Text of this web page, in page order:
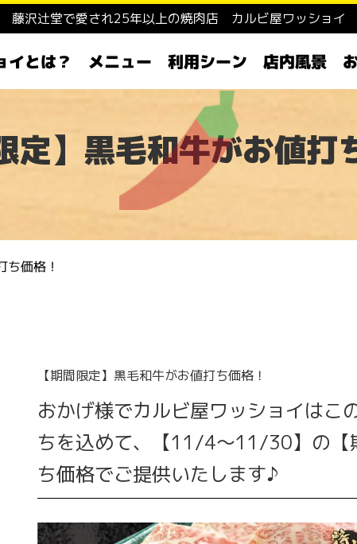
藤沢辻堂で愛され25年以上の焼肉店 カルビ屋ワッショイ
イとは？ メニュー 利用シーン 店内風景
定】黒毛和牛がお値打
ち価格！
【期間限定】黒毛和牛がお値打ち価格！
おかげ様でカルビ屋ワッショイはこ
ちを込めて、【11/4～11/30】の【
ち価格でご提供いたします♪